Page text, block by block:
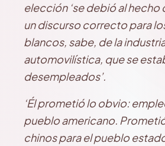
elección ‘se debió al hecho
un discurso correcto para
blancos, sabe, de la
automovilística, que se
desempleados’.
‘Él prometió lo obvio:
pueblo americano.
chinos para el pueblo